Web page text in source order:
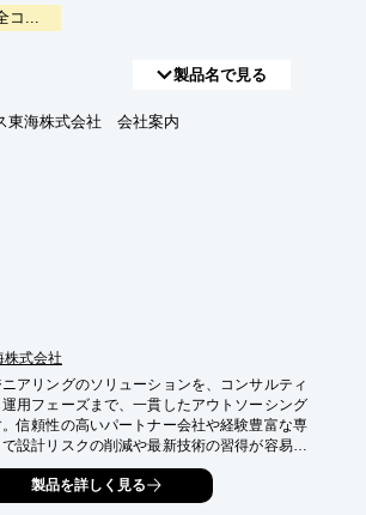
コ...
製品名で見る
東海株式会社 会社案内
株式会社
アリングのソリューションを、コンサルティ
用フェーズまで、一貫したアウトソーシング
信頼性の高いパートナー会社や経験豊富な専
設計リスクの削減や最新技術の習得が容易に
設計時間とコストを削減し、ユーザーにはより
品開発に注力できる環境を構築しております。
をダウンロード、もしくはお問い合わせくださ
製品を詳しく見る